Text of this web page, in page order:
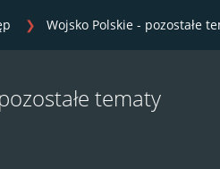
Wojsko Polskie - pozostałe
tematy